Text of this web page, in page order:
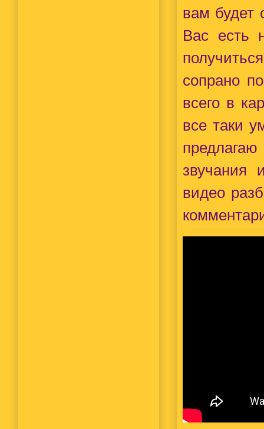
вам будет
Вас есть
сопрано
всего в
все таки
звучания
видео